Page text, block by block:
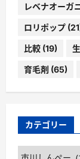
レベナオーガ
ロリポップ
比較 (19)
育毛剤 (65)
カテゴリー
カ